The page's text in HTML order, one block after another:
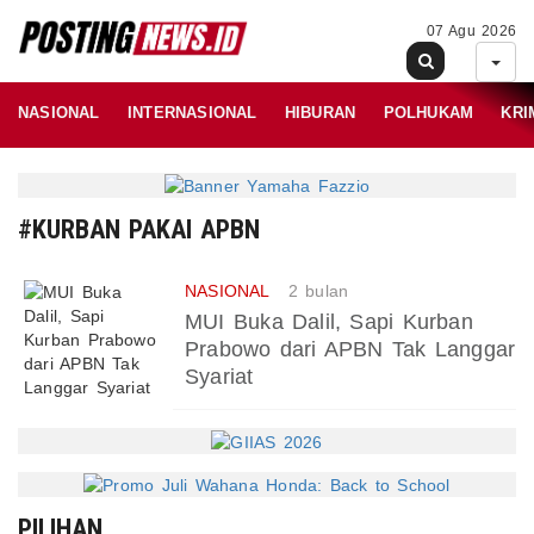
07 Agu 2026
NASIONAL INTERNASIONAL HIBURAN POLHUKAM
#KURBAN PAKAI APBN
NASIONAL 2 bulan
MUI Buka Dalil, Sapi Kurban
Prabowo dari APBN Tak Langgar
Syariat